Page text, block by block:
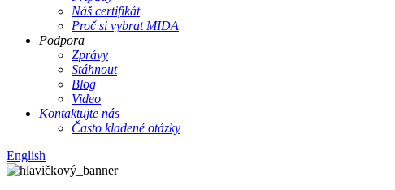
Náš certifikát
Proč si vybrat MIDA
Podpora
Zprávy
Stáhnout
Blog
Video
Kontaktujte nás
Často kladené otázky
English